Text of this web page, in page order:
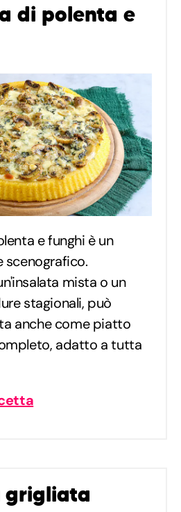
di polenta e
e funghi è un
mista o un
stagionali, può
anche come piatto
adatto a tutta
grigliata